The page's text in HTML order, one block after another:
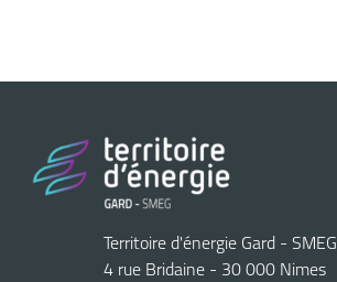
Territoire d'énergie Gard - SMEG
4 rue Bridaine - 30 000 Nimes